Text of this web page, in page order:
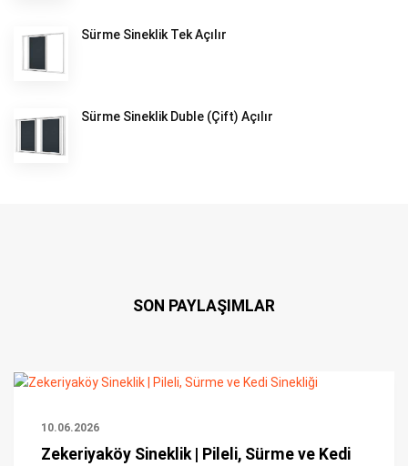
Sürme Sineklik Tek Açılır
Sürme Sineklik Duble (Çift) Açılır
SON PAYLAŞIMLAR
10.06.2026
Zekeriyaköy Sineklik | Pileli, Sürme ve Kedi